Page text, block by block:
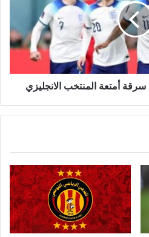
أمتعة المنتخب الانجليزي